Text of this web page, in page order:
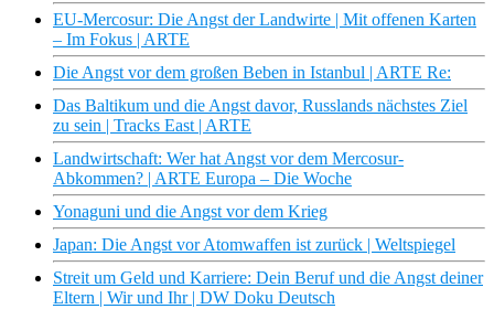
EU-Mercosur: Die Angst der Landwirte | Mit offenen Karten
– Im Fokus | ARTE
Die Angst vor dem großen Beben in Istanbul | ARTE Re:
Das Baltikum und die Angst davor, Russlands nächstes Ziel
zu sein | Tracks East | ARTE
Landwirtschaft: Wer hat Angst vor dem Mercosur-
Abkommen? | ARTE Europa – Die Woche
Yonaguni und die Angst vor dem Krieg
Japan: Die Angst vor Atomwaffen ist zurück | Weltspiegel
Streit um Geld und Karriere: Dein Beruf und die Angst deiner
Eltern | Wir und Ihr | DW Doku Deutsch